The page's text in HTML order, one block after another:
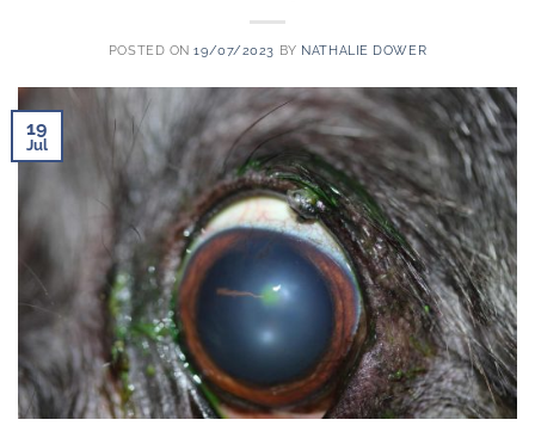
POSTED ON19/07/2023 BY NATHALIE DOWER
19
Jul